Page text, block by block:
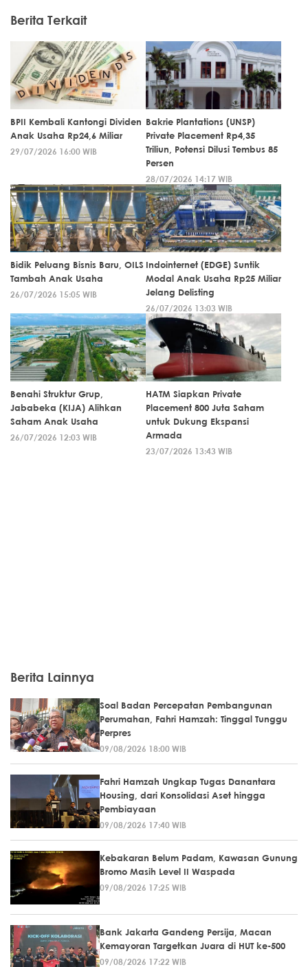
Berita Terkait
BPII Kembali Kantongi Dividen
Anak Usaha Rp24,6 Miliar
29/07/2026 16:00 WIB
Bakrie Plantations (UNSP)
Private Placement Rp4,35
Triliun, Potensi Dilusi Tembus 85
Persen
28/07/2026 14:17 WIB
Bidik Peluang Bisnis Baru, OILS
Tambah Anak Usaha
26/07/2026 15:05 WIB
Indointernet (EDGE) Suntik
Modal Anak Usaha Rp25 Miliar
Jelang Delisting
26/07/2026 13:03 WIB
Benahi Struktur Grup,
Jababeka (KIJA) Alihkan
Saham Anak Usaha
26/07/2026 12:03 WIB
HATM Siapkan Private
Placement 800 Juta Saham
untuk Dukung Ekspansi
Armada
23/07/2026 13:43 WIB
Berita Lainnya
Soal Badan Percepatan Pembangunan
Perumahan, Fahri Hamzah: Tinggal Tunggu
Perpres
09/08/2026 18:00 WIB
Fahri Hamzah Ungkap Tugas Danantara
Housing, dari Konsolidasi Aset hingga
Pembiayaan
09/08/2026 17:40 WIB
Kebakaran Belum Padam, Kawasan Gunung
Bromo Masih Level II Waspada
09/08/2026 17:25 WIB
Bank Jakarta Gandeng Persija, Macan
Kemayoran Targetkan Juara di HUT ke-500
09/08/2026 17:22 WIB